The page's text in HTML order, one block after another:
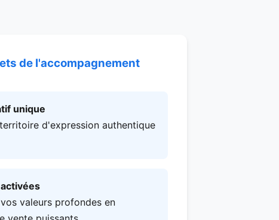
de l'accompagnement
unique
d'expression authentique
valeurs profondes en